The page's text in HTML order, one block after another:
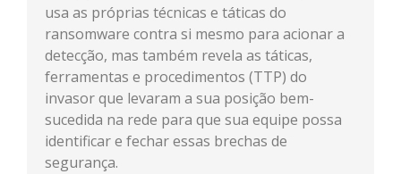
usa as próprias técnicas e táticas do
ransomware contra si mesmo para acionar a
detecção, mas também revela as táticas,
ferramentas e procedimentos (TTP) do
invasor que levaram a sua posição bem-
sucedida na rede para que sua equipe possa
identificar e fechar essas brechas de
segurança.